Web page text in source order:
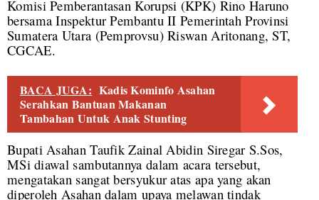
Komisi Pemberantasan Korupsi (KPK) Rino Haruno
bersama Inspektur Pembantu II Pemerintah Provinsi
Sumatera Utara (Pemprovsu) Riswan Aritonang, ST,
CGCAE.
BACA JUGA: Kadis Kominfo Asahan
Serahkan Bantuan Makanan
Tambahan Untuk Anak Stunting
Bupati Asahan Taufik Zainal Abidin Siregar S.Sos,
MSi diawal sambutannya dalam acara tersebut,
mengatakan sangat bersyukur atas apa yang akan
diperoleh Asahan dalam upaya melawan tindak